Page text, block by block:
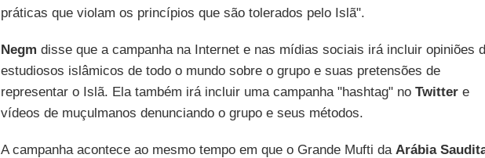
práticas que violam os princípios que são tolerados pelo Islã".
Negm disse que a campanha na Internet e nas mídias sociais irá incluir opiniões
estudiosos islâmicos de todo o mundo sobre o grupo e suas pretensões de
representar o Islã. Ela também irá incluir uma campanha "hashtag" no Twittere
vídeos de muçulmanos denunciando o grupo e seus métodos.
A campanha acontece ao mesmo tempo em que o Grande Mufti da Arábia